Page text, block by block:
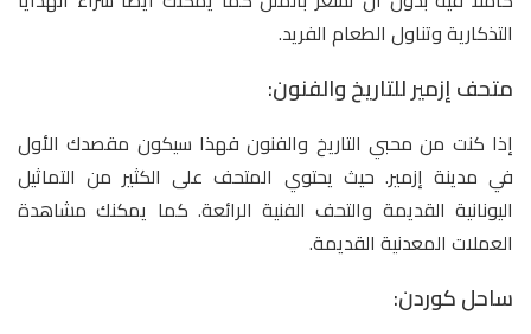
التذكارية وتناول الطعام الفريد.
متحف إزمير للتاريخ والفنون:
إذا كنت من محبي التاريخ والفنون فهذا سيكون مقصدك الأول
في مدينة إزمير. حيث يحتوي المتحف على الكثير من التماثيل
اليونانية القديمة والتحف الفنية الرائعة. كما يمكنك مشاهدة
العملات المعدنية القديمة.
ساحل كوردن: